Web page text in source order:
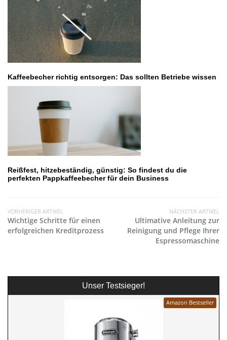
Kaffeebecher richtig entsorgen: Das sollten Betriebe wissen
Reißfest, hitzebeständig, günstig: So findest du die
perfekten Pappkaffeebecher für dein Business
VORHERIGER ARTIKEL
Wichtige Schritte für einen
erfolgreichen Kreditprozess
NÄCHSTER ARTIKEL
Ultimative Anleitung zur
Reinigung und Pflege Ihrer
Espressomaschine
Unser Testsieger!
Amazon Bestseller